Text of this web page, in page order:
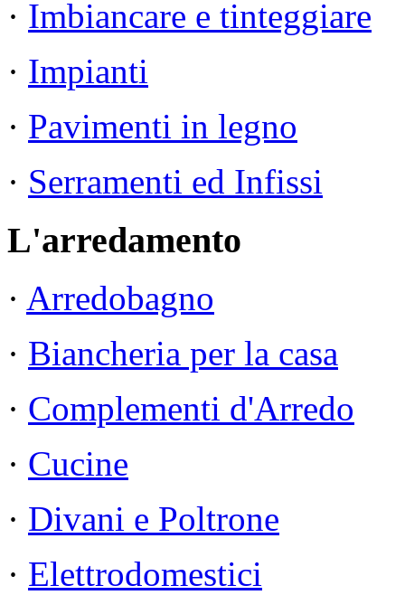
· Imbiancare e tinteggiare
· Impianti
· Pavimenti in legno
· Serramenti ed Infissi
L'arredamento
· Arredobagno
· Biancheria per la casa
· Complementi d'Arredo
· Cucine
· Divani e Poltrone
· Elettrodomestici